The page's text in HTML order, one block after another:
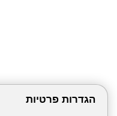
הגדרות פרטיות